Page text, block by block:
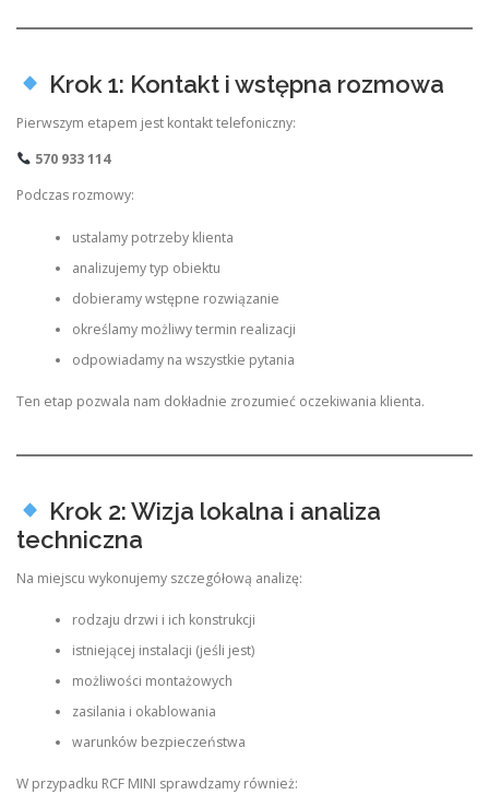
Krok 1: Kontakt i wstępna rozmowa
Pierwszym etapem jest kontakt telefoniczny:
570 933 114
Podczas rozmowy:
ustalamy potrzeby klienta
analizujemy typ obiektu
dobieramy wstępne rozwiązanie
określamy możliwy termin realizacji
odpowiadamy na wszystkie pytania
Ten etap pozwala nam dokładnie zrozumieć oczekiwania klienta.
Krok 2: Wizja lokalna i analiza
techniczna
Na miejscu wykonujemy szczegółową analizę:
rodzaju drzwi i ich konstrukcji
istniejącej instalacji (jeśli jest)
możliwości montażowych
zasilania i okablowania
warunków bezpieczeństwa
W przypadku RCF MINI sprawdzamy również: